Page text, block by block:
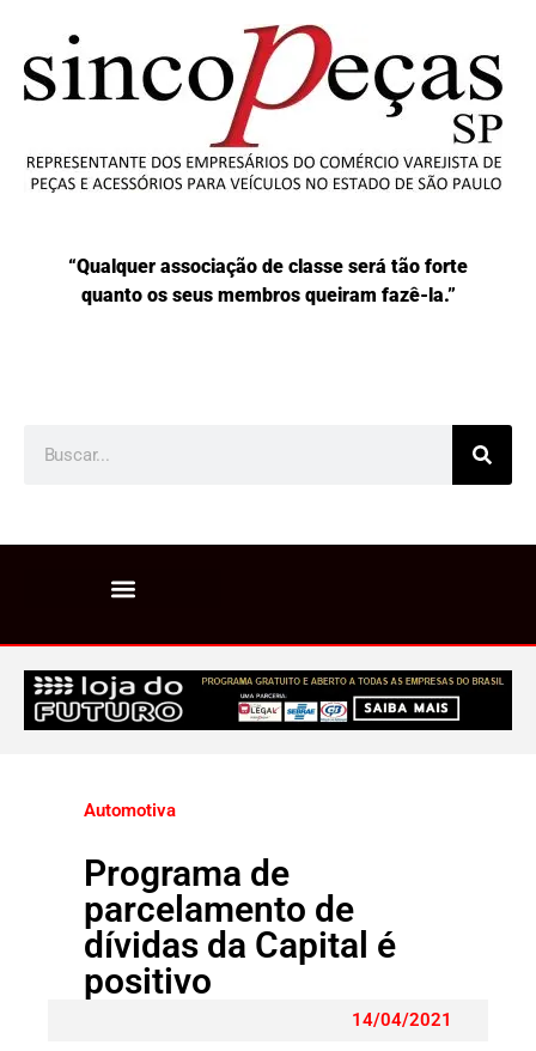
“Qualquer associação de classe será tão forte
quanto os seus membros queiram fazê-la.”
Automotiva
Programa de
parcelamento de
dívidas da Capital é
positivo
14/04/2021